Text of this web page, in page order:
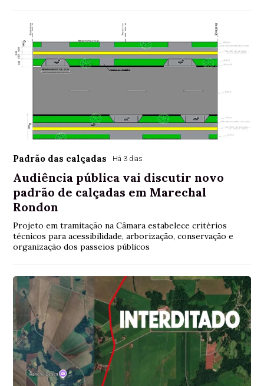
Padrão das calçadas Há 3 dias
Audiência pública vai discutir novo
padrão de calçadas em Marechal
Rondon
Projeto em tramitação na Câmara estabelece critérios
técnicos para acessibilidade, arborização, conservação e
organização dos passeios públicos